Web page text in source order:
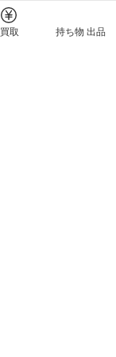
買取 持ち物 出品